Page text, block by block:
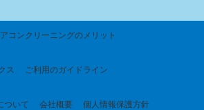
コンクリーニングのメリット
ス ご利用のガイドライン
ついて 会社概要 個人情報保護方針